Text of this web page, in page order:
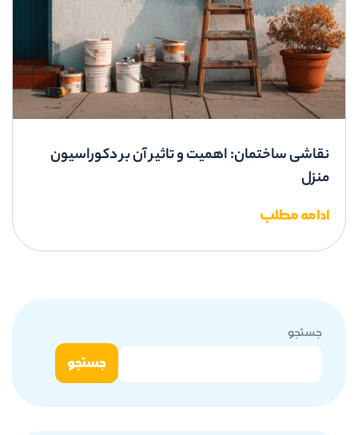
نقاشی ساختمان: اهمیت و تاثیر آن بر دکوراسیون
منزل
ادامه مطلب
جستجو
جستجو